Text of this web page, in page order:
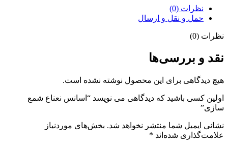
نظرات (0)
حمل و نقل و ارسال
نظرات (0)
نقد و بررسی‌ها
هیچ دیدگاهی برای این محصول نوشته نشده است.
اولین کسی باشید که دیدگاهی می نویسد “اسانس نعناع شمع
سازی”
نشانی ایمیل شما منتشر نخواهد شد. بخش‌های موردنیاز
علامت‌گذاری شده‌اند *